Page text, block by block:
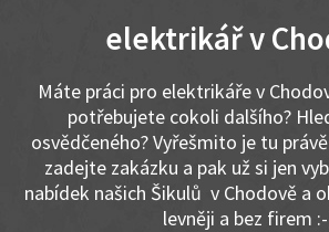
elektrikář v
Máte práci pro elektrikáře v
potřebujete cokoli dalšího?
osvědčeného? Vyřešmito je tu
zadejte zakázku a pak už si jen
nabídek našich Šikulů v Chodově a
levněji a bez firem